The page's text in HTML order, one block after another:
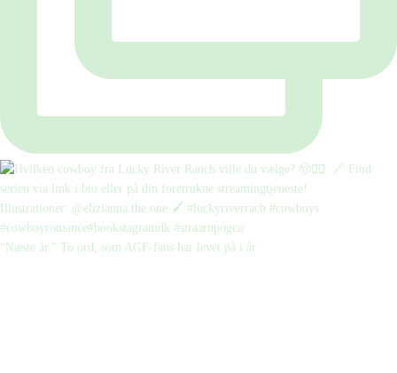
“Næste år.” To ord, som AGF-fans har levet på i år